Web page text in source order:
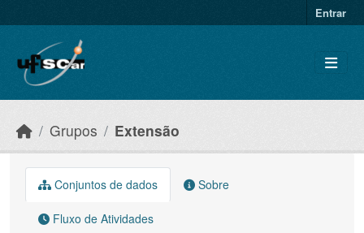
Entrar
Grupos Extensão
Conjuntos de dados Sobre
Fluxo de Atividades